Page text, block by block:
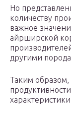
Но
количеству
важное
айрширской
другими
Таким образом,